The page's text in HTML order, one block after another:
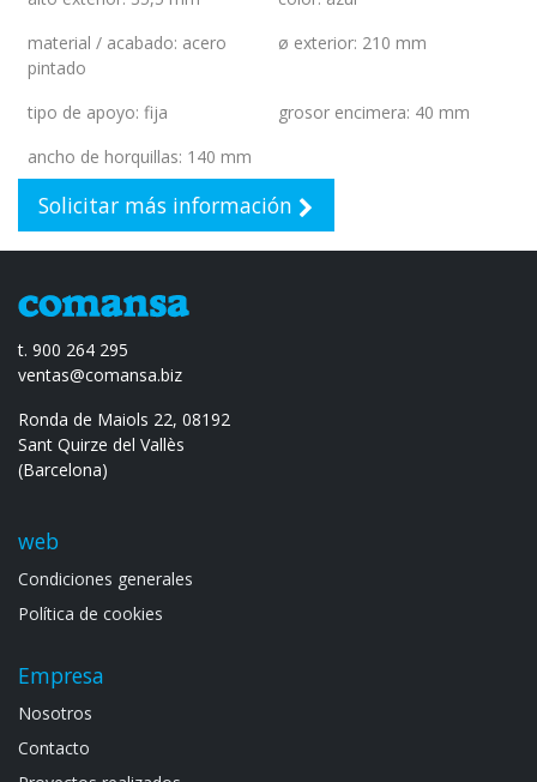
material / acabado: acero
pintado
ø exterior: 210 mm
tipo de apoyo: fija grosor encimera: 40 mm
ancho de horquillas: 140 mm
Solicitar más información
t. 900 264 295
ventas@comansa.biz
Ronda de Maiols 22, 08192
Sant Quirze del Vallès
(Barcelona)
web
Condiciones generales
Política de cookies
Empresa
Noso​tros
Contacto